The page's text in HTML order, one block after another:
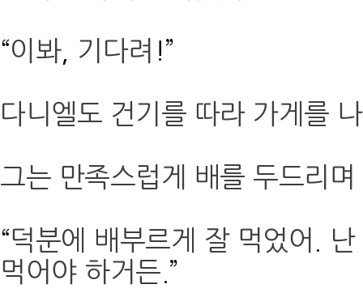
“이봐, 기다려 !”
다니엘도 건기를 따라 가게를
그는 만족스럽게 배를 두드리며
“덕분에 배부르게 잘 먹었어
먹어야 하거든 ”